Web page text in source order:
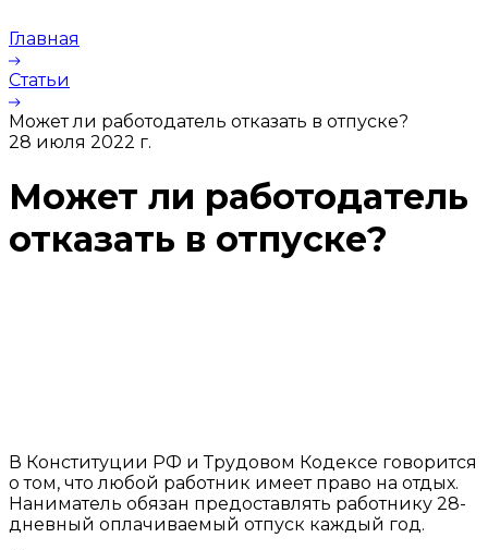
Главная
Статьи
Может ли работодатель отказать в отпуске?
28 июля 2022 г.
Может ли работодатель
отказать в отпуске?
В Конституции РФ и Трудовом Кодексе говорится
о том, что любой работник имеет право на отдых.
Наниматель обязан предоставлять работнику 28-
дневный оплачиваемый отпуск каждый год.